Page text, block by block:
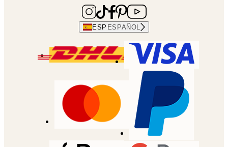
ESP ESPAÑOL